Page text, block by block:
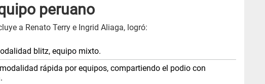
peruano
a Renato Terry e Ingrid Aliaga, logró:
blitz, equipo mixto.
rápida por equipos, compartiendo el podio con